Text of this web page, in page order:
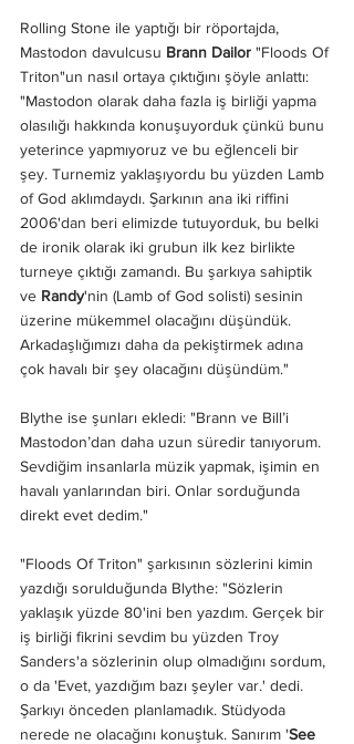
Rolling Stone ile yaptığı bir röportajda,
Mastodon davulcusu Brann Dailor "Floods Of
Triton"un nasıl ortaya çıktığını şöyle anlattı:
"Mastodon olarak daha fazla iş birliği yapma
olasılığı hakkında konuşuyorduk çünkü bunu
yeterince yapmıyoruz ve bu eğlenceli bir
şey. Turnemiz yaklaşıyordu bu yüzden Lamb
of God aklımdaydı. Şarkının ana iki riffini
2006'dan beri elimizde tutuyorduk, bu belki
de ironik olarak iki grubun ilk kez birlikte
turneye çıktığı zamandı. Bu şarkıya sahiptik
ve Randy'nin (Lamb of God solisti) sesinin
üzerine mükemmel olacağını düşündük.
Arkadaşlığımızı daha da pekiştirmek adına
çok havalı bir şey olacağını düşündüm."
Blythe ise şunları ekledi: "Brann ve Bill’i
Mastodon’dan daha uzun süredir tanıyorum.
Sevdiğim insanlarla müzik yapmak, işimin en
havalı yanlarından biri. Onlar sorduğunda
direkt evet dedim."
"Floods Of Triton" şarkısının sözlerini kimin
yazdığı sorulduğunda Blythe: "Sözlerin
yaklaşık yüzde 80'ini ben yazdım. Gerçek bir
iş birliği fikrini sevdim bu yüzden Troy
Sanders'a sözlerinin olup olmadığını sordum,
o da 'Evet, yazdığım bazı şeyler var.' dedi.
Şarkıyı önceden planlamadık. Stüdyoda
nerede ne olacağını konuştuk. Sanırım 'See